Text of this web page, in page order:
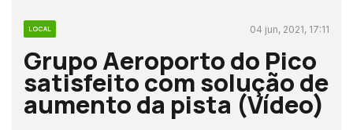
LOCAL 04 jun, 2021, 17:11
Grupo Aeroporto do Pico
satisfeito com solução de
aumento da pista (Vídeo)